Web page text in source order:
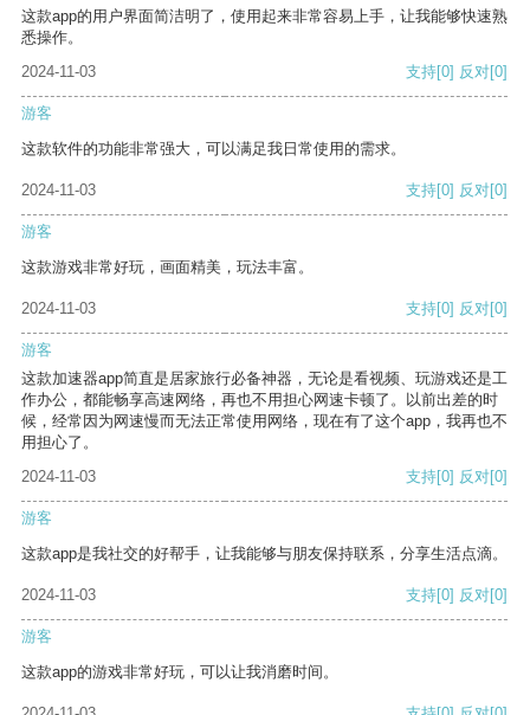
这款app的用户界面简洁明了，使用起来非常容易上手，让我能够快速熟
悉操作。
2024-11-03
支持[0] 反对[0]
游客
这款软件的功能非常强大，可以满足我日常使用的需求。
2024-11-03 支持[0] 反对[0]
游客
这款游戏非常好玩，画面精美，玩法丰富。
2024-11-03 支持[0] 反对[0]
游客
这款加速器app简直是居家旅行必备神器，无论是看视频、玩游戏还是工
作办公，都能畅享高速网络，再也不用担心网速卡顿了。以前出差的时
候，经常因为网速慢而无法正常使用网络，现在有了这个app，我再也不
用担心了。
2024-11-03
支持[0] 反对[0]
游客
这款app是我社交的好帮手，让我能够与朋友保持联系，分享生活点滴。
2024-11-03 支持[0] 反对[0]
游客
这款app的游戏非常好玩，可以让我消磨时间。